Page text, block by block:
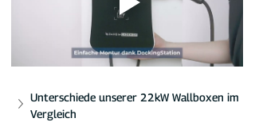
Unterschiede unserer 22kW Wallboxen im
Vergleich